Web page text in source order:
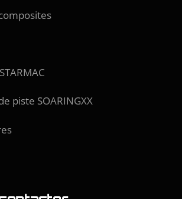
piste SOARINGXX